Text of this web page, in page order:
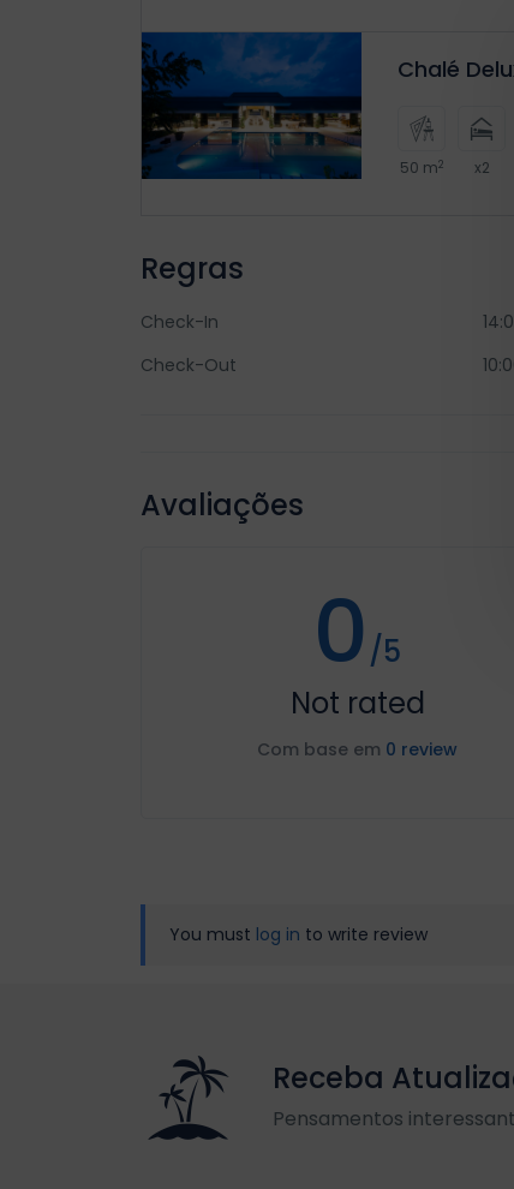
Chalé
50 m2 x2
Regras
Check-In
Check-Out
Avaliações
0/5
Not rated
Com base em 0 review
You must log in to write review
Receba
Pensamentos